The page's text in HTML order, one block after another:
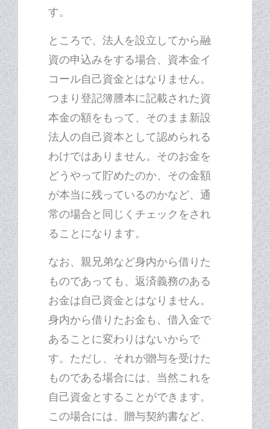
す。
ところで、法人を設立してから融
資の申込みをする場合、資本金イ
コール自己資金とはなりません。
つまり登記簿謄本に記載された資
本金の額をもって、そのまま新設
法人の自己資本として認められる
わけではありません。そのお金を
どうやって貯めたのか、その金額
が本当に残っているのかなど、通
常の場合と同じくチェックをされ
ることになります。
なお、親兄弟など身内から借りた
ものであっても、返済義務のある
お金は自己資金とはなりません。
身内から借りたお金も、借入金で
あることに変わりはないからで
す。ただし、それが贈与を受けた
ものである場合には、当然これを
自己資金とすることができます。
この場合には、贈与契約書など、